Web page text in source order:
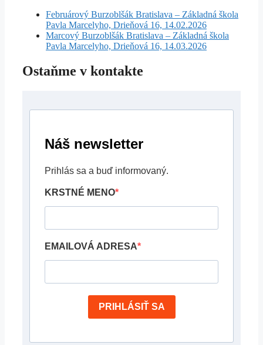
Februárový Burzoblšák Bratislava – Základná škola
Pavla Marcelyho, Drieňová 16, 14.02.2026
Marcový Burzoblšák Bratislava – Základná škola
Pavla Marcelyho, Drieňová 16, 14.03.2026
Ostaňme v kontakte
Náš newsletter
Prihlás sa a buď informovaný.
KRSTNÉ MENO
EMAILOVÁ ADRESA
PRIHLÁSIŤ SA